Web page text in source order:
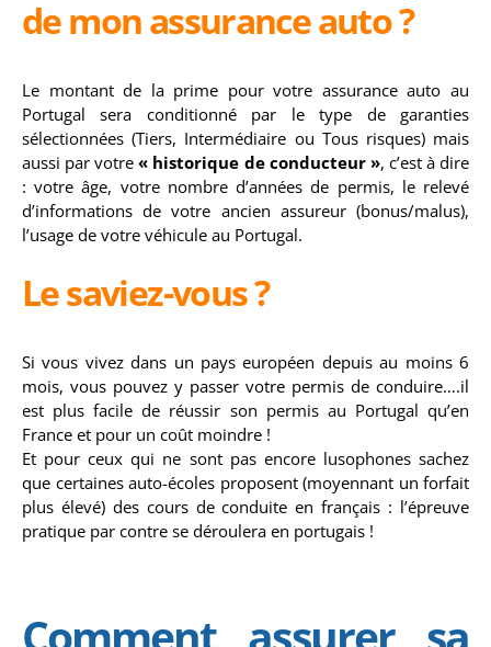
de mon assurance auto ?
Le montant de la prime pour votre assurance auto au
Portugal sera conditionné par le type de garanties
sélectionnées (Tiers, Intermédiaire ou Tous risques) mais
aussi par votre« historique de conducteur », c’est à dire
: votre âge, votre nombre d’années de permis, le relevé
d’informations de votre ancien assureur (bonus/malus),
l’usage de votre véhicule au Portugal.
Le saviez-vous ?
Si vous vivez dans un pays européen depuis au moins 6
mois, vous pouvez y passer votre permis de conduire….il
est plus facile de réussir son permis au Portugal qu’en
France et pour un coût moindre !
Et pour ceux qui ne sont pas encore lusophones sachez
que certaines auto-écoles proposent (moyennant un forfait
plus élevé) des cours de conduite en français : l’épreuve
pratique par contre se déroulera en portugais !
Comment assurer sa